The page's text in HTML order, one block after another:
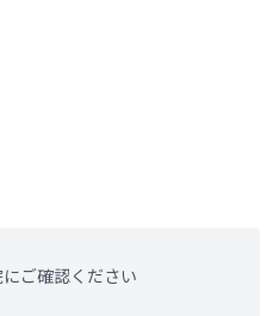
ご確認ください